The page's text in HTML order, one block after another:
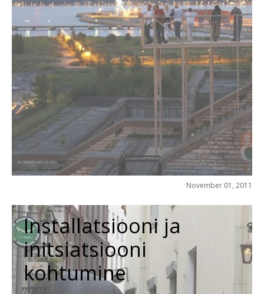
November 01, 2011
Installatsiooni ja
initsiatsiooni
kohtumine